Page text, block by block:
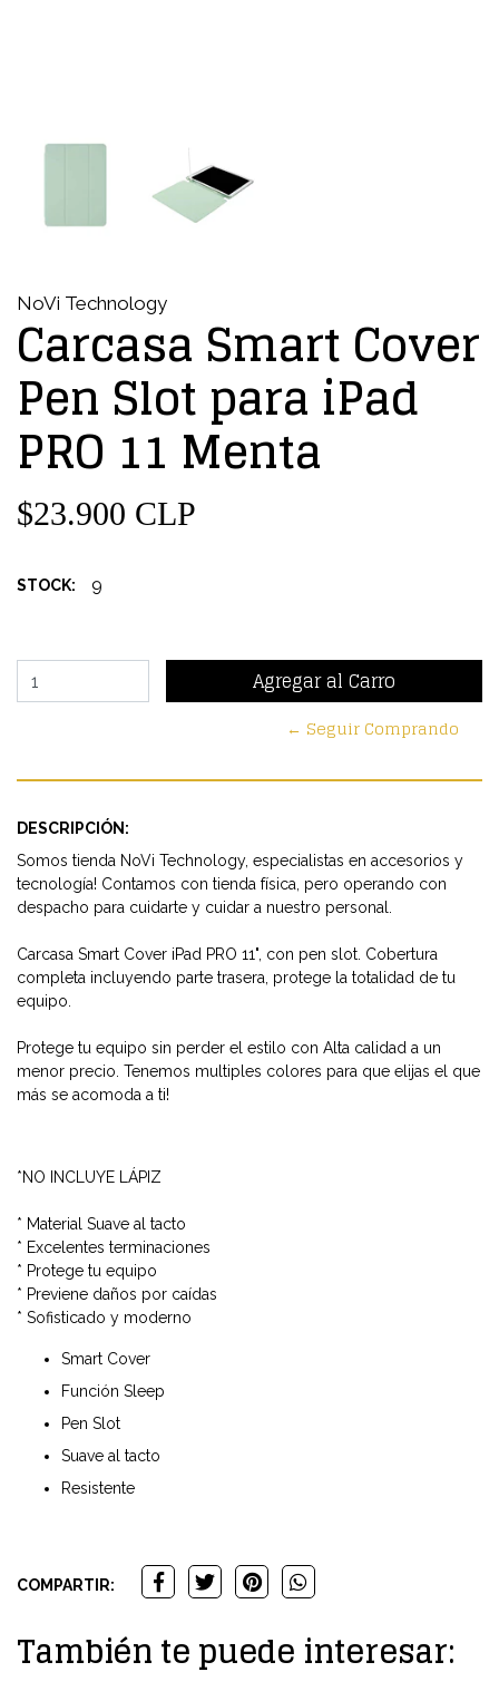
NoVi Technology
Carcasa Smart Cover
Pen Slot para iPad
PRO 11 Menta
$23.900 CLP
STOCK: 9
← Seguir Comprando
DESCRIPCIÓN:
Somos tienda NoVi Technology, especialistas en accesorios y
tecnología! Contamos con tienda física, pero operando con
despacho para cuidarte y cuidar a nuestro personal.
Carcasa Smart Cover iPad PRO 11", con pen slot. Cobertura
completa incluyendo parte trasera, protege la totalidad de tu
equipo.
Protege tu equipo sin perder el estilo con Alta calidad a un
menor precio. Tenemos multiples colores para que elijas el que
más se acomoda a ti!
*NO INCLUYE LÁPIZ
* Material Suave al tacto
* Excelentes terminaciones
* Protege tu equipo
* Previene daños por caídas
* Sofisticado y moderno
Smart Cover
Función Sleep
Pen Slot
Suave al tacto
Resistente
COMPARTIR:
También te puede interesar: